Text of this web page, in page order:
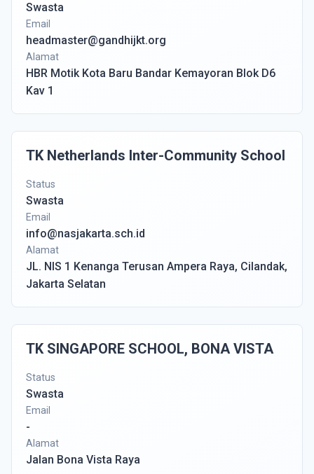
Swasta
Email
headmaster@gandhijkt.org
Alamat
HBR Motik Kota Baru Bandar Kemayoran Blok D6
Kav 1
TK Netherlands Inter-Community School
Status
Swasta
Email
info@nasjakarta.sch.id
Alamat
JL. NIS 1 Kenanga Terusan Ampera Raya, Cilandak,
Jakarta Selatan
TK SINGAPORE SCHOOL, BONA VISTA
Status
Swasta
Email
-
Alamat
Jalan Bona Vista Raya